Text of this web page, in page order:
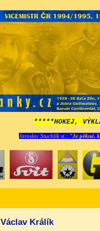
*****HOKEJ,
Jaroslav Stuchlík st.: "Je pěkné,
Václav Králík